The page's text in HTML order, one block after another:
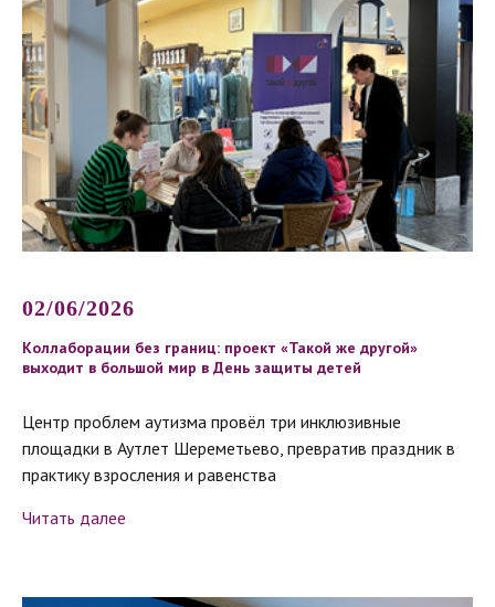
02/06/2026
Коллаборации без границ: проект «Такой же другой»
выходит в большой мир в День защиты детей
Центр проблем аутизма провёл три инклюзивные
площадки в Аутлет Шереметьево, превратив праздник в
практику взросления и равенства
Читать далее